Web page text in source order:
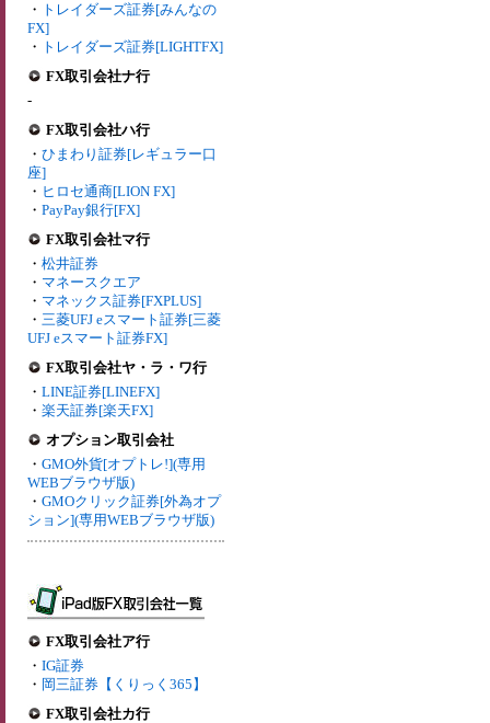
・ トレイダーズ証券[みんなの
FX]
・ トレイダーズ証券[LIGHTFX]
FX取引会社ナ行
-
FX取引会社ハ行
・ ひまわり証券[レギュラー口
座]
・ ヒロセ通商[LION FX]
・ PayPay銀行[FX]
FX取引会社マ行
・ 松井証券
・ マネースクエア
・ マネックス証券[FXPLUS]
・ 三菱UFJ eスマート証券[三菱
UFJ eスマート証券FX]
FX取引会社ヤ・ラ・ワ行
・ LINE証券[LINEFX]
・ 楽天証券[楽天FX]
オプション取引会社
・ GMO外貨[オプトレ!](専用
WEBブラウザ版)
・ GMOクリック証券[外為オプ
ション](専用WEBブラウザ版)
FX取引会社ア行
・ IG証券
・ 岡三証券【くりっく365】
FX取引会社カ行